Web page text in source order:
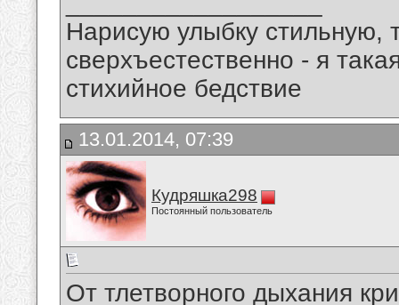
Нарисую улыбку стильную,
сверхъестественно - я
стихийное бедствие
13.01.2014, 07:39
Кудряшка298
Постоянный пользователь
От тлетворного дыхания